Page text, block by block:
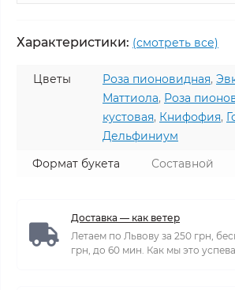
Характеристики: (смотреть все)
Цветы Роза пионовидная,
Маттиола, Роза
кустовая, Книфофия,
Дельфиниум
Формат букета
Составной
Доставка — как ветер
Летаем по Львову за 250 грн,
грн, до 60 мин. Как мы это